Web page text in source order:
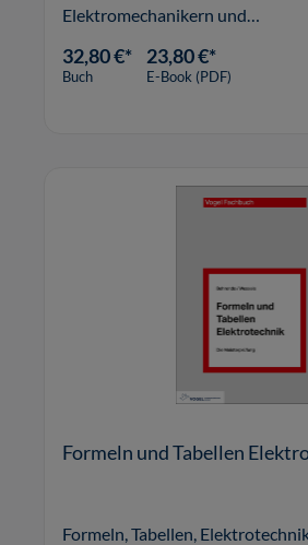
Elektromechanikern und
der Industrie.
32,80 €*
Buch
23,80 €*
E-Book (PDF)
Formeln und Tabellen
Formeln, Tabellen,